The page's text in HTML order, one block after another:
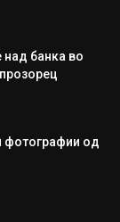
над банка во
фотографии од